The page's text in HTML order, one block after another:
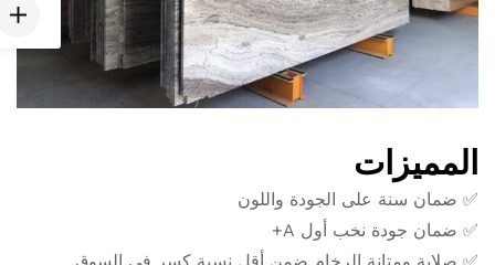
المميزات
✅ ضمان سنة على الجودة واللون
✅ ضمان جودة نخب أول A+
✅ صلابة ومتانة الرخام ضمن أقل نسبة كسر في السوق